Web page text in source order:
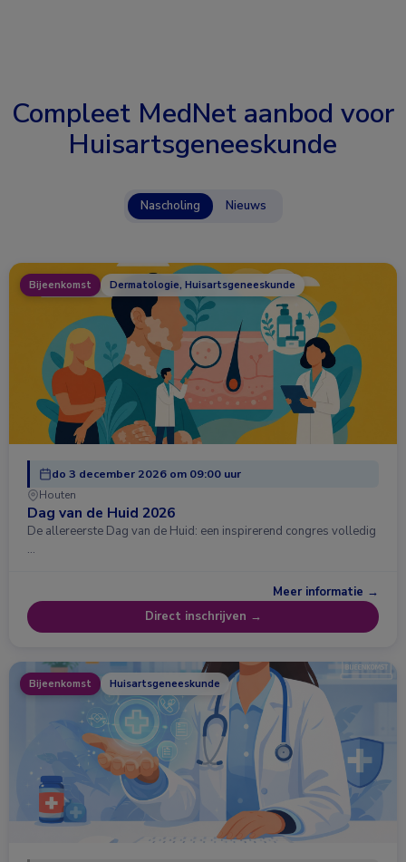
Compleet MedNet aanbod voor
Huisartsgeneeskunde
Nascholing Nieuws
Bijeenkomst Dermatologie, Huisartsgeneeskunde
do 3 december 2026 om 09:00 uur
Houten
Dag van de Huid 2026
De allereerste Dag van de Huid: een inspirerend congres volledig
…
Meer informatie →
Direct inschrijven →
Bijeenkomst Huisartsgeneeskunde